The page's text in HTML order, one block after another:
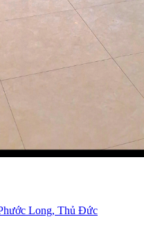
Long, Thủ Đức